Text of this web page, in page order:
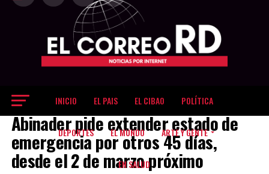
INICIO EL PAIS EL CIBAO POLÍTICA
DEPORTES EL MUNDO ARTE Y GENTE
EN SALUD
EL PAIS
Abinader pide extender estado de
emergencia por otros 45 días,
desde el 2 de marzo próximo